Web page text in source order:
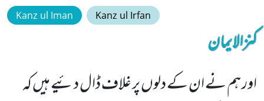
Kanz ul Iman Kanz ul Irfan
کنزالایمان
اور ہم نے ان کے دلوں پر غلاف ڈال دئیے ہیں کہ